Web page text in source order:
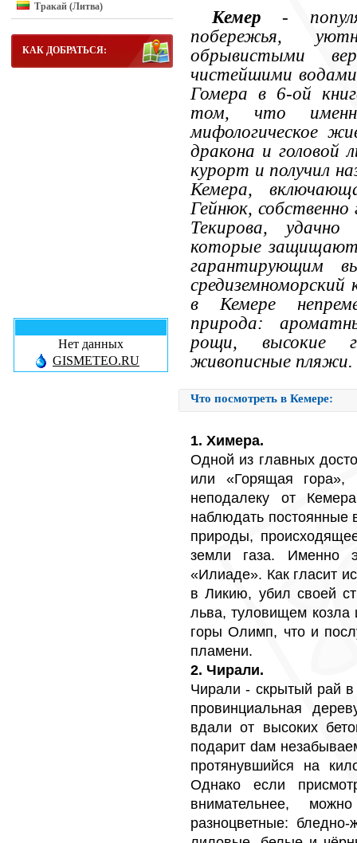
Тракай (Литва)
КАК ДОБРАТЬСЯ:
Нет данных
GISMETEO.RU
Кемер -
побережья,
обрывистыми
чистейшими водами
Гомера в 6-ой
том, что
мифологическое
дракона и головой
курорт и получил
Кемера,
Гейнюк,
Текирова,
которые
гарантирующим
в Кемере
природа:
рощи, высокие
живописные пляжи.
Что посмотреть в Кемере:
1. Химера.
Одной из главных
или «Горящая гора»,
неподалеку от
наблюдать постоянные
природы,
земли газа. Именно
«Илиаде». Как гласит
в Ликию, убил своей
льва, туловищем козла
горы Олимп, что и
пламени.
2. Чирали.
Чирали - скрытый рай
провинциальная
вдали от высоких
подарит dам
протянувшийся на
Однако если
внимательнее,
разноцветные: